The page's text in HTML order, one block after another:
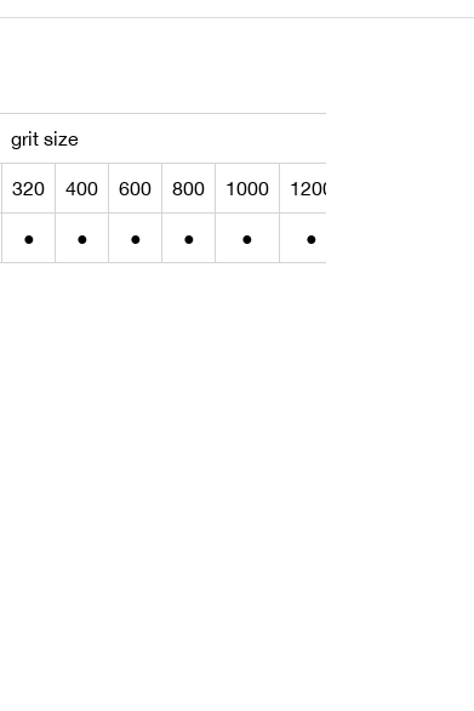
grit size
320 400 600 800 1000 1200
● ● ● ● ● ●